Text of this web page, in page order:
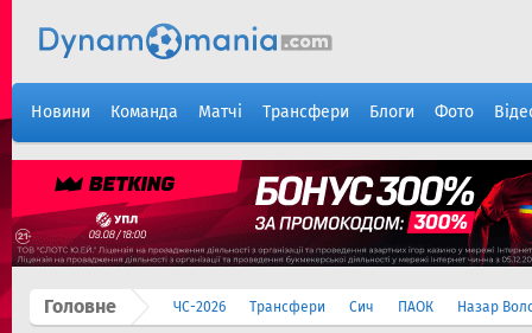
Новини Команда Матчі Трансфери Блоги Фото
Головне ЧС-2026 Трансфери Сич ПАОК Назар